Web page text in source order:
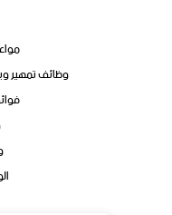
وظائف تمهير